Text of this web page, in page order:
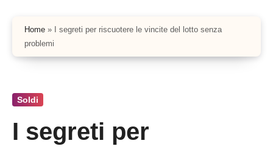
Home »
I segreti per riscuotere le vincite del lotto senza
problemi
Soldi
I segreti per